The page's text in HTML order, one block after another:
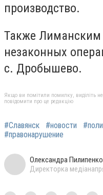
производство.
Также Лиманским
незаконных
с. Дробышево.
Якщо ви помітили помилку, виділіть
повідомити про це редакцію
#Славянск #новости
#правонарушение
Олександра Пилипенко
Директорка